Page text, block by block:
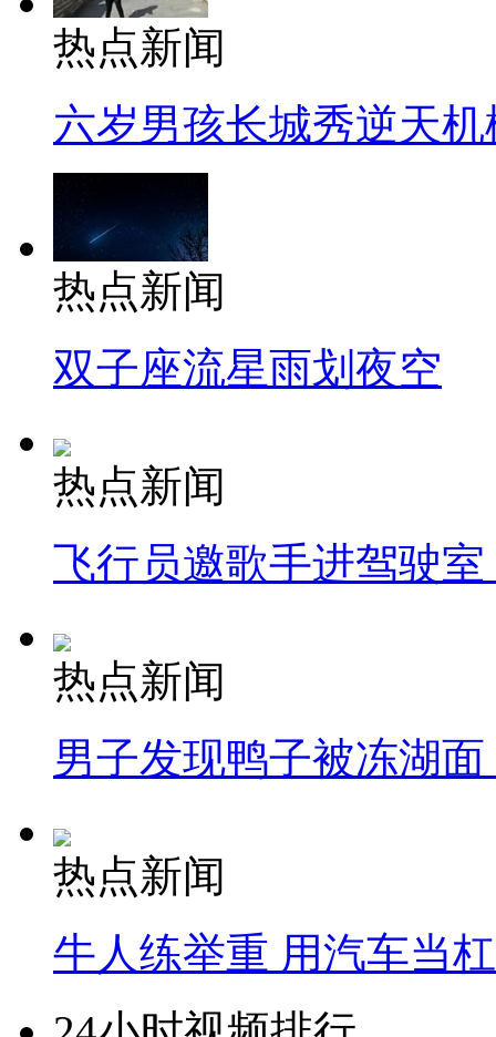
热点新闻
六岁男孩长城秀逆天机
热点新闻
双子座流星雨划夜空
热点新闻
飞行员邀歌手进驾驶
热点新闻
男子发现鸭子被冻湖
热点新闻
牛人练举重 用汽车当